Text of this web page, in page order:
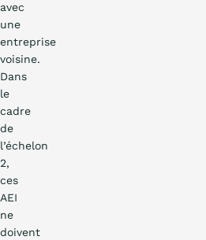
avec
une
entreprise
voisine.
Dans
le
cadre
de
l’échelon
2,
ces
AEI
ne
doivent